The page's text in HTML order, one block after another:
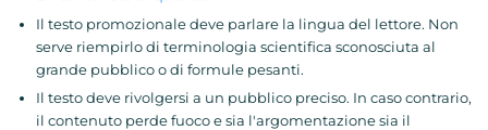
Il testo promozionale deve parlare la lingua del lettore. Non
serve riempirlo di terminologia scientifica sconosciuta al
grande pubblico o di formule pesanti.
Il testo deve rivolgersi a un pubblico preciso. In caso contrario,
il contenuto perde fuoco e sia l'argomentazione sia il